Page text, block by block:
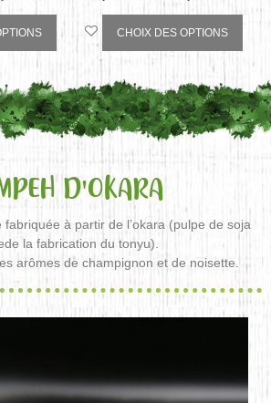
CHOIX DES OPTIONS
D'OKARA
à partir de l’okara (pulpe de soja
la fabrication du tonyu).
arômes de champignon et de noisette.